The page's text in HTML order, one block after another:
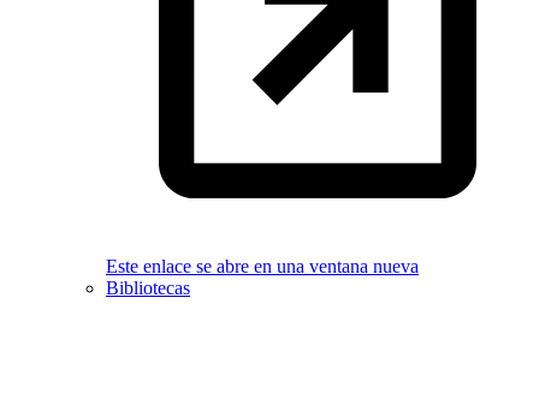
Este enlace se abre en una ventana nueva
Bibliotecas